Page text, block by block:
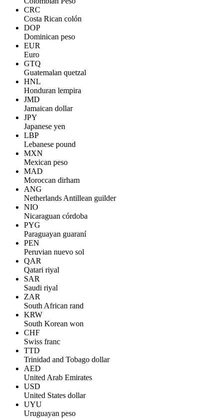
CRC
Costa Rican colón
DOP
Dominican peso
EUR
Euro
GTQ
Guatemalan quetzal
HNL
Honduran lempira
JMD
Jamaican dollar
JPY
Japanese yen
LBP
Lebanese pound
MXN
Mexican peso
MAD
Moroccan dirham
ANG
Netherlands Antillean guilder
NIO
Nicaraguan córdoba
PYG
Paraguayan guaraní
PEN
Peruvian nuevo sol
QAR
Qatari riyal
SAR
Saudi riyal
ZAR
South African rand
KRW
South Korean won
CHF
Swiss franc
TTD
Trinidad and Tobago dollar
AED
United Arab Emirates
USD
United States dollar
UYU
Uruguayan peso